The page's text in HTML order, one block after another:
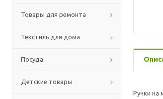
Товары для ремонта
Текстиль для дома
Посуда
Детские товары
Ручки на